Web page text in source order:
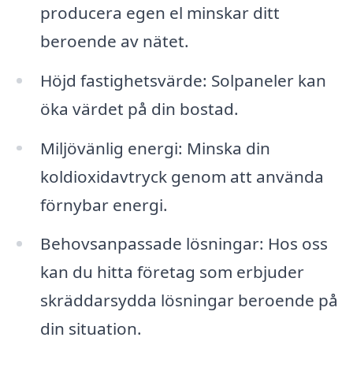
producera egen el minskar ditt
beroende av nätet.
Höjd fastighetsvärde: Solpaneler kan
öka värdet på din bostad.
Miljövänlig energi: Minska din
koldioxidavtryck genom att använda
förnybar energi.
Behovsanpassade lösningar: Hos oss
kan du hitta företag som erbjuder
skräddarsydda lösningar beroende på
din situation.